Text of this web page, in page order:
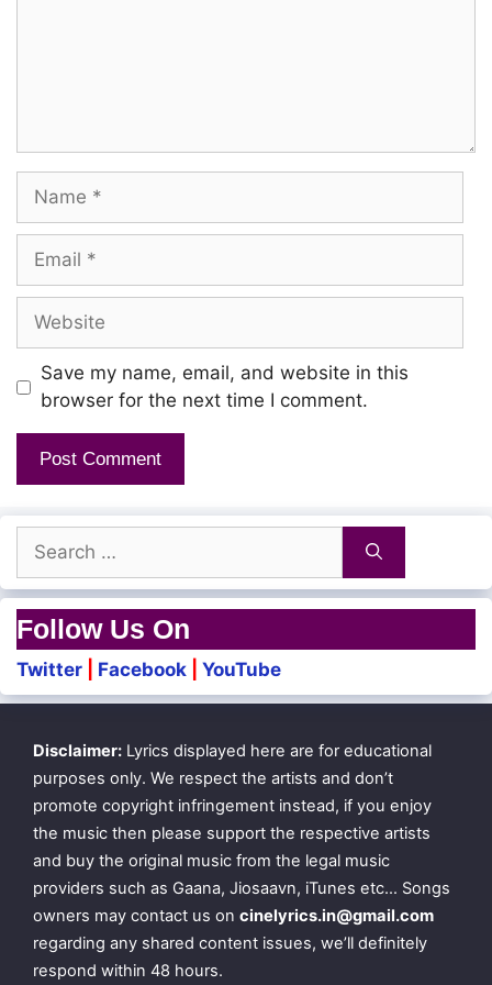
Dhisaigal muzhuvadhum panimalai
Enakkul yennadi erimalai
Kadandhu ponaai oru murai
Karaindhu ponen palamurai
Oru nodiyil nee ennai nee ennai
Kaatrena saaithu vittai
Yedho maayam seigirai
Yedho maayam seigirai
Yedho maayam seigirai
Yetho maayam seigirai..
Oh! yetho maayam seigirai
Yaaro nee yaaro naan
Endrae naam irunthiduvomaa
Neeyae naan naanae nee
Ondraagi inaindhiduvomaa
Ingae naan iruppena
Name
Email
Website
Save my name, email, and website in this
browser for the next time I comment.
Search
for:
Follow Us On
Twitter Facebook YouTube
Disclaimer: Lyrics displayed here are for educational
purposes only. We respect the artists and don’t
promote copyright infringement instead, if you enjoy
the music then please support the respective artists
and buy the original music from the legal music
providers such as Gaana, Jiosaavn, iTunes etc… Songs
owners may contact us on cinelyrics.in@gmail.com
regarding any shared content issues, we’ll definitely
respond within 48 hours.